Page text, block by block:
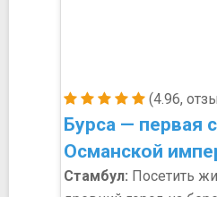
(4.96,
Бурса — первая
Османской
Стамбул: Посетить